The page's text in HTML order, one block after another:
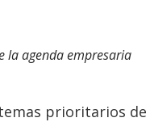
la agenda empresaria
prioritarios de